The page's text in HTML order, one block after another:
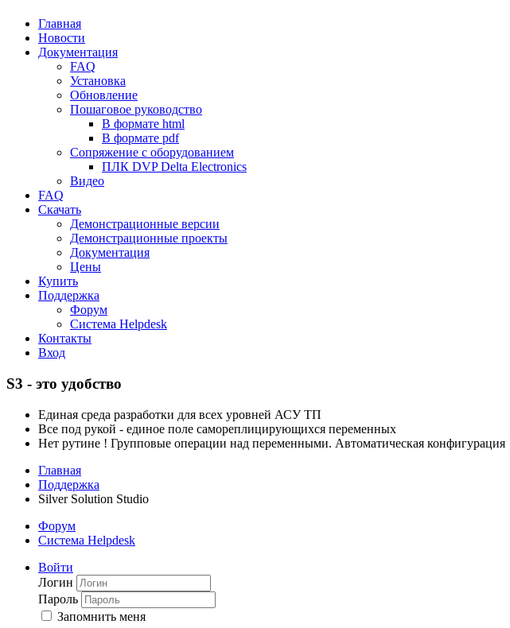
Главная
Новости
Документация
FAQ
Установка
Обновление
Пошаговое руководство
В формате html
В формате pdf
Сопряжение с оборудованием
ПЛК DVP Delta Electronics
Видео
FAQ
Скачать
Демонстрационные версии
Демонстрационные проекты
Документация
Цены
Купить
Поддержка
Форум
Система Helpdesk
Контакты
Вход
S3 - это удобство
Единая среда разработки для всех уровней АСУ ТП
Все под рукой - единое поле самореплицирующихся переменных
Нет рутине ! Групповые операции над переменными. Автоматическая конфигурация
Главная
Поддержка
Silver Solution Studio
Форум
Система Helpdesk
Войти
Логин
Пароль
Запомнить меня